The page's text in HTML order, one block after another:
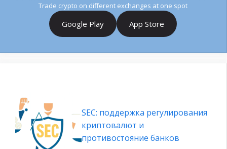
Trade crypto on different exchanges at one spot
Google Play App Store
SEC: поддержка регулирования
криптовалют и
противостояние банков